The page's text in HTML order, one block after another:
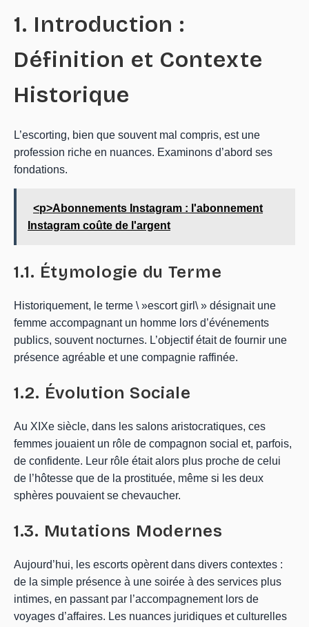
1. Introduction :
Définition et Contexte
Historique
L’escorting, bien que souvent mal compris, est une
profession riche en nuances. Examinons d’abord ses
fondations.
<p>Abonnements Instagram : l'abonnement
Instagram coûte de l'argent
1.1. Étymologie du Terme
Historiquement, le terme \ »escort girl\ » désignait une
femme accompagnant un homme lors d’événements
publics, souvent nocturnes. L’objectif était de fournir une
présence agréable et une compagnie raffinée.
1.2. Évolution Sociale
Au XIXe siècle, dans les salons aristocratiques, ces
femmes jouaient un rôle de compagnon social et, parfois,
de confidente. Leur rôle était alors plus proche de celui
de l’hôtesse que de la prostituée, même si les deux
sphères pouvaient se chevaucher.
1.3. Mutations Modernes
Aujourd’hui, les escorts opèrent dans divers contextes :
de la simple présence à une soirée à des services plus
intimes, en passant par l’accompagnement lors de
voyages d’affaires. Les nuances juridiques et culturelles